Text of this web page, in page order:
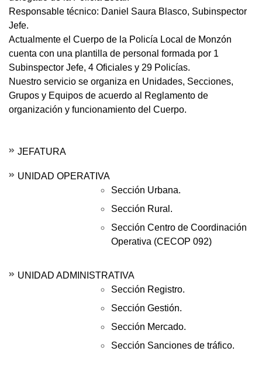
Responsable técnico: Daniel Saura Blasco, Subinspector
Jefe.
Actualmente el Cuerpo de la Policía Local de Monzón
cuenta con una plantilla de personal formada por 1
Subinspector Jefe, 4 Oficiales y 29 Policías.
Nuestro servicio se organiza en Unidades, Secciones,
Grupos y Equipos de acuerdo al Reglamento de
organización y funcionamiento del Cuerpo.
JEFATURA
UNIDAD OPERATIVA
Sección Urbana.
Sección Rural.
Sección Centro de Coordinación
Operativa (CECOP 092)
UNIDAD ADMINISTRATIVA
Sección Registro.
Sección Gestión.
Sección Mercado.
Sección Sanciones de tráfico.